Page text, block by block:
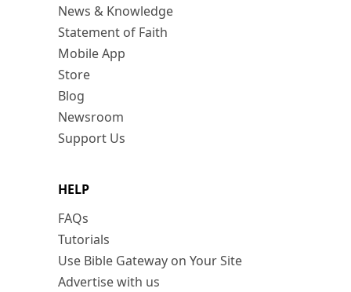
News & Knowledge
Statement of Faith
Mobile App
Store
Blog
Newsroom
Support Us
HELP
FAQs
Tutorials
Use Bible Gateway on Your Site
Advertise with us